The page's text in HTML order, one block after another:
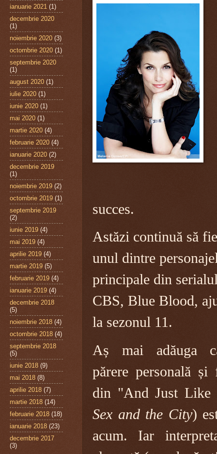
succes.
Astăzi continuă să fie
unul dintre
principale din
CBS, Blue Blood,
la sezonul 11.
Aș mai adăuga
părere personală și
din "And Just Like
Sex and the City)
acum. Iar
ianuarie 2021 (1)
decembrie 2020
(1)
noiembrie 2020 (3)
octombrie 2020 (1)
septembrie 2020
(1)
august 2020 (1)
iulie 2020 (1)
iunie 2020 (1)
mai 2020 (1)
martie 2020 (4)
februarie 2020 (4)
ianuarie 2020 (2)
decembrie 2019
(1)
noiembrie 2019 (2)
octombrie 2019 (1)
septembrie 2019
(2)
iunie 2019 (4)
mai 2019 (4)
aprilie 2019 (4)
martie 2019 (5)
februarie 2019 (4)
ianuarie 2019 (4)
decembrie 2018
(5)
noiembrie 2018 (4)
octombrie 2018 (4)
septembrie 2018
(5)
iunie 2018 (9)
mai 2018 (8)
aprilie 2018 (7)
martie 2018 (14)
februarie 2018 (18)
ianuarie 2018 (23)
decembrie 2017
(3)